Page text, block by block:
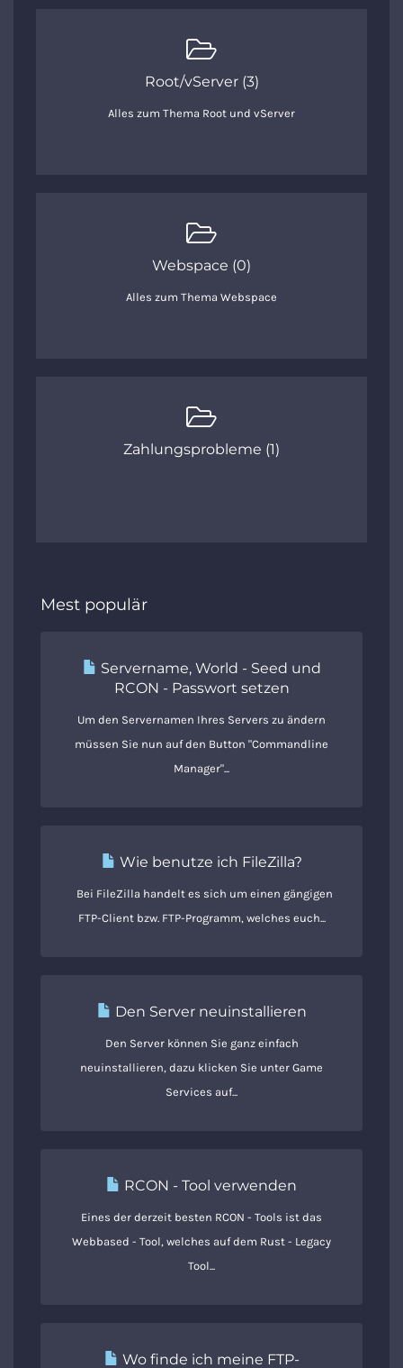
Root/vServer (3)
Alles zum Thema Root und vServer
Webspace (0)
Alles zum Thema Webspace
Zahlungsprobleme (1)
Mest populär
Servername, World - Seed und
RCON - Passwort setzen
Um den Servernamen Ihres Servers zu ändern
müssen Sie nun auf den Button "Commandline
Manager"...
Wie benutze ich FileZilla?
Bei FileZilla handelt es sich um einen gängigen
FTP-Client bzw. FTP-Programm, welches euch...
Den Server neuinstallieren
Den Server können Sie ganz einfach
neuinstallieren, dazu klicken Sie unter Game
Services auf...
RCON - Tool verwenden
Eines der derzeit besten RCON - Tools ist das
Webbased - Tool, welches auf dem Rust - Legacy
Tool...
Wo finde ich meine FTP-